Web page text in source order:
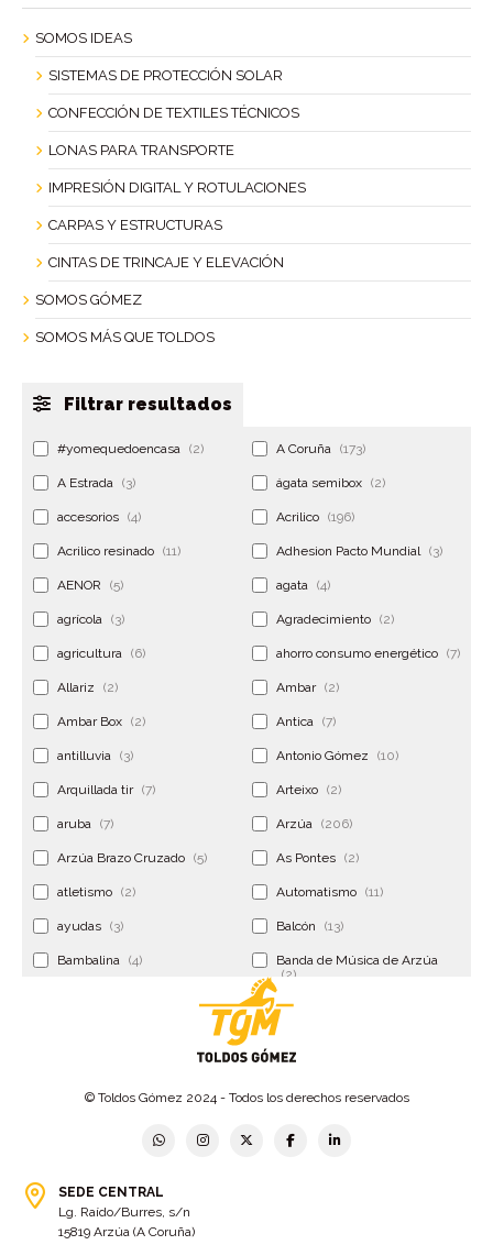
SOMOS IDEAS
SISTEMAS DE PROTECCIÓN SOLAR
CONFECCIÓN DE TEXTILES TÉCNICOS
LONAS PARA TRANSPORTE
IMPRESIÓN DIGITAL Y ROTULACIONES
CARPAS Y ESTRUCTURAS
CINTAS DE TRINCAJE Y ELEVACIÓN
SOMOS GÓMEZ
SOMOS MÁS QUE TOLDOS
Filtrar resultados
#yomequedoencasa (2) A Coruña (173)
A Estrada (3) ágata semibox (2)
accesorios (4) Acrilico (196)
Acrilico resinado (11) Adhesion Pacto Mundial (3)
AENOR (5) agata (4)
agrícola (3) Agradecimiento (2)
agricultura (6) ahorro consumo energético (7)
Allariz (2) Ambar (2)
Ambar Box (2) Antica (7)
antilluvia (3) Antonio Gómez (10)
Arquillada tir (7) Arteixo (2)
aruba (7) Arzúa (206)
Arzúa Brazo Cruzado (5) As Pontes (2)
atletismo (2) Automatismo (11)
ayudas (3) Balcón (13)
Bambalina (4)
Banda de Música de Arzúa
(2)
Banderolas
Betanzos
bolsa cac (3)
© Toldos Gómez 2024 - Todos los derechos reservados
SEDE CENTRAL
Lg. Raído/Burres, s/n
15819 Arzúa (A Coruña)